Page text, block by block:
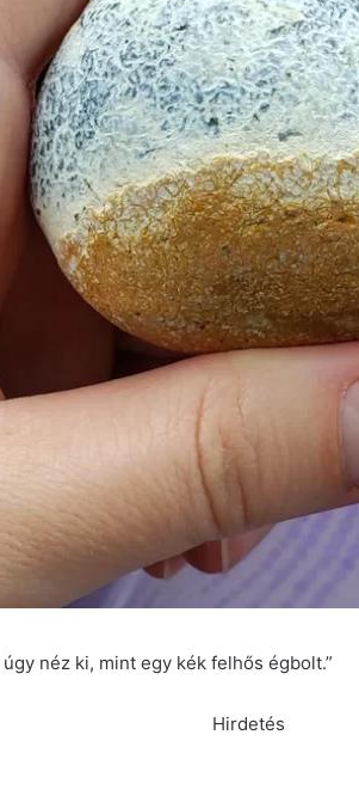
úgy néz ki, mint egy kék felhős égbolt.”
Hirdetés